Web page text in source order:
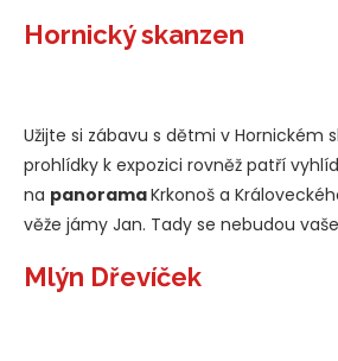
Hornický skanzen
Užijte si zábavu s dětmi v Hornickém
prohlídky k expozici rovněž patří
na panoramaKrkonoš a
věže jámy Jan. Tady se nebudou
Mlýn Dřevíček